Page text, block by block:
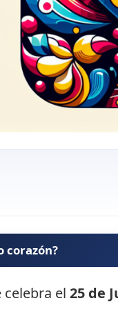
corazón?
celebra el25 de